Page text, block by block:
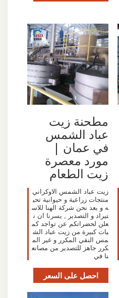
مطحنة زيت
عباد الشمس
في عمان |
مورد معصرة
زيت الطعام
زيت عباد الشمس الاوكراني
منتجات زراعية و حيوانية تحي
ه و بعد نحن شركة الهنا للاس
تيراد و التصدير , يسرنا ان ن
علن لحضراتكم عن تواجد كم
يات كبيرة من زيت عباد الش
مس النقي المكرر و غير الم
كرر جاهز للتصدير من مصانع
نا في
احصل على السعر